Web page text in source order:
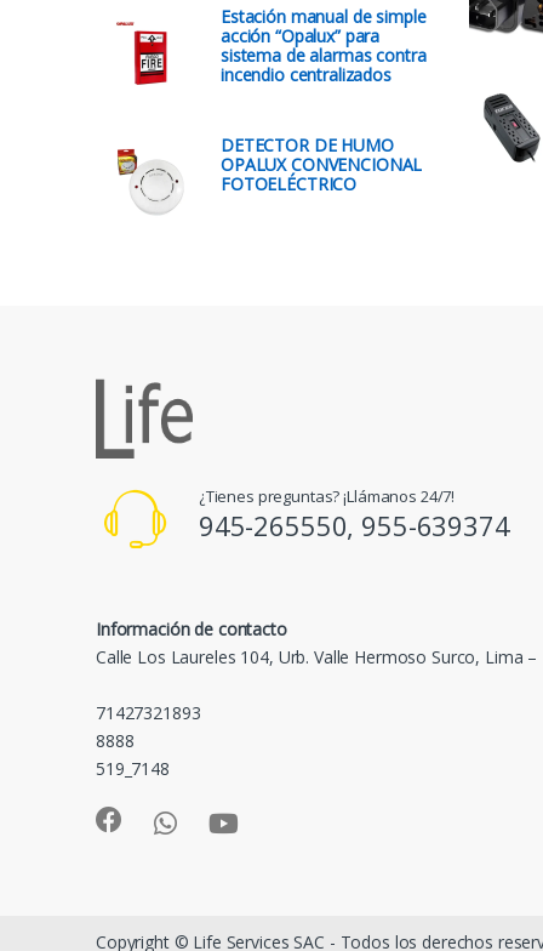
Estación manual de simple
acción “Opalux” para
sistema de alarmas contra
incendio centralizados
DETECTOR DE HUMO
OPALUX CONVENCIONAL
FOTOELÉCTRICO
¿Tienes preguntas? ¡Llámanos 24/7!
945-265550, 955-639374
Información de contacto
Calle Los Laureles 104, Urb. Valle Hermoso Surco, Lima –
71427321893
8888
519_7148
Copyright © Life Services SAC - Todos los derechos